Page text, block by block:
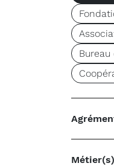
Métier(s)